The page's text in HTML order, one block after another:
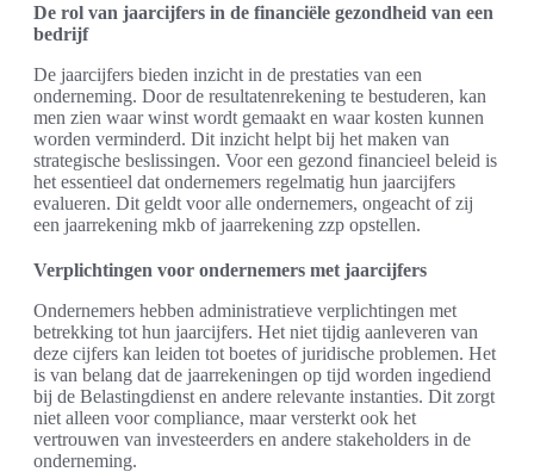
De rol van jaarcijfers in de financiële gezondheid van een
bedrijf
De jaarcijfers bieden inzicht in de prestaties van een
onderneming. Door de resultatenrekening te bestuderen, kan
men zien waar winst wordt gemaakt en waar kosten kunnen
worden verminderd. Dit inzicht helpt bij het maken van
strategische beslissingen. Voor een gezond financieel beleid is
het essentieel dat ondernemers regelmatig hun jaarcijfers
evalueren. Dit geldt voor alle ondernemers, ongeacht of zij
een jaarrekening mkb of jaarrekening zzp opstellen.
Verplichtingen voor ondernemers met jaarcijfers
Ondernemers hebben administratieve verplichtingen met
betrekking tot hun jaarcijfers. Het niet tijdig aanleveren van
deze cijfers kan leiden tot boetes of juridische problemen. Het
is van belang dat de jaarrekeningen op tijd worden ingediend
bij de Belastingdienst en andere relevante instanties. Dit zorgt
niet alleen voor compliance, maar versterkt ook het
vertrouwen van investeerders en andere stakeholders in de
onderneming.